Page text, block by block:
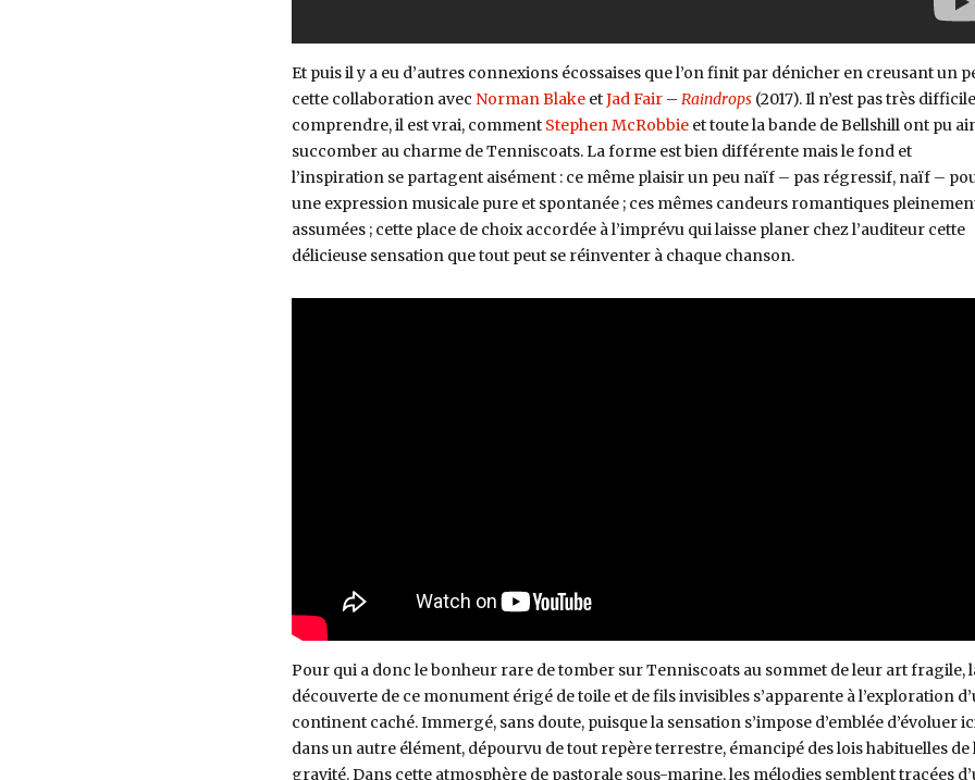
Et puis il y a eu d’autres connexions écossaises que l’on finit par dénicher en creusant un
cette collaboration avec Norman BlakeetJad Fair– Raindrops(2017). Il n’est pas très
comprendre, il est vrai, comment Stephen McRobbieet toute la bande de Bellshill ont pu
succomber au charme de Tenniscoats. La forme est bien différente mais le fond et
l’inspiration se partagent aisément : ce même plaisir un peu naïf – pas régressif, naïf –
une expression musicale pure et spontanée ; ces mêmes candeurs romantiques
assumées ; cette place de choix accordée à l’imprévu qui laisse planer chez l’auditeur cette
délicieuse sensation que tout peut se réinventer à chaque chanson.
Pour qui a donc le bonheur rare de tomber sur Tenniscoats au sommet de leur art fragile,
découverte de ce monument érigé de toile et de fils invisibles s’apparente à l’exploration
continent caché. Immergé, sans doute, puisque la sensation s’impose d’emblée d’évoluer
dans un autre élément, dépourvu de tout repère terrestre, émancipé des lois habituelles de
gravité. Dans cette atmosphère de pastorale sous-marine, les mélodies semblent tracées